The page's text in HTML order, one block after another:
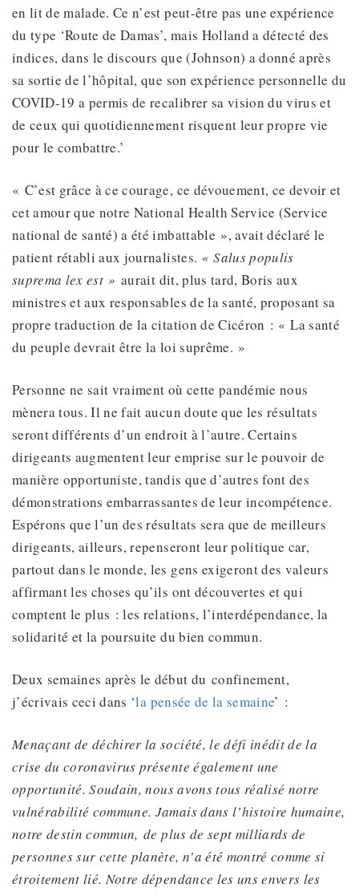
en lit de malade. Ce n’est peut-être pas une expérience
du type ‘Route de Damas’, mais Holland a détecté des
indices, dans le discours que (Johnson) a donné après
sa sortie de l’hôpital, que son expérience personnelle du
COVID-19 a permis de recalibrer sa vision du virus et
de ceux qui quotidiennement risquent leur propre vie
pour le combattre.’
« C’est grâce à ce courage, ce dévouement, ce devoir et
cet amour que notre National Health Service (Service
national de santé) a été imbattable », avait déclaré le
patient rétabli aux journalistes. « Salus populis
suprema lex est »aurait dit, plus tard, Boris aux
ministres et aux responsables de la santé, proposant sa
propre traduction de la citation de Cicéron : « La santé
du peuple devrait être la loi suprême. »
Personne ne sait vraiment où cette pandémie nous
mènera tous. Il ne fait aucun doute que les résultats
seront différents d’un endroit à l’autre. Certains
dirigeants augmentent leur emprise sur le pouvoir de
manière opportuniste, tandis que d’autres font des
démonstrations embarrassantes de leur incompétence.
Espérons que l’un des résultats sera que de meilleurs
dirigeants, ailleurs, repenseront leur politique car,
partout dans le monde, les gens exigeront des valeurs
affirmant les choses qu’ils ont découvertes et qui
comptent le plus : les relations, l’interdépendance, la
solidarité et la poursuite du bien commun.
Deux semaines après le début du confinement,
j’écrivais ceci dans ‘la pensée de la semaine’ :
Menaçant de déchirer la société, le défi inédit de la
crise du coronavirus présente également une
opportunité.Soudain, nous avons tous réalisé notre
vulnérabilité commune. Jamais dans l’histoire humaine,
notre destin commun, de plus de sept milliards de
personnes sur cette planète, n’a été montré comme si
étroitement lié. Notre dépendance les uns envers les